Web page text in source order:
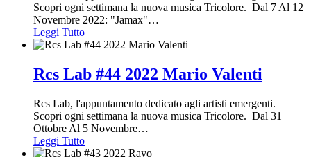
Scopri ogni settimana la nuova musica Tricolore. Dal 7 Al 12
Novembre 2022: "Jamax"…
Leggi Tutto
Rcs Lab #44 2022 Mario Valenti
Rcs Lab, l'appuntamento dedicato agli artisti emergenti.
Scopri ogni settimana la nuova musica Tricolore. Dal 31
Ottobre Al 5 Novembre…
Leggi Tutto